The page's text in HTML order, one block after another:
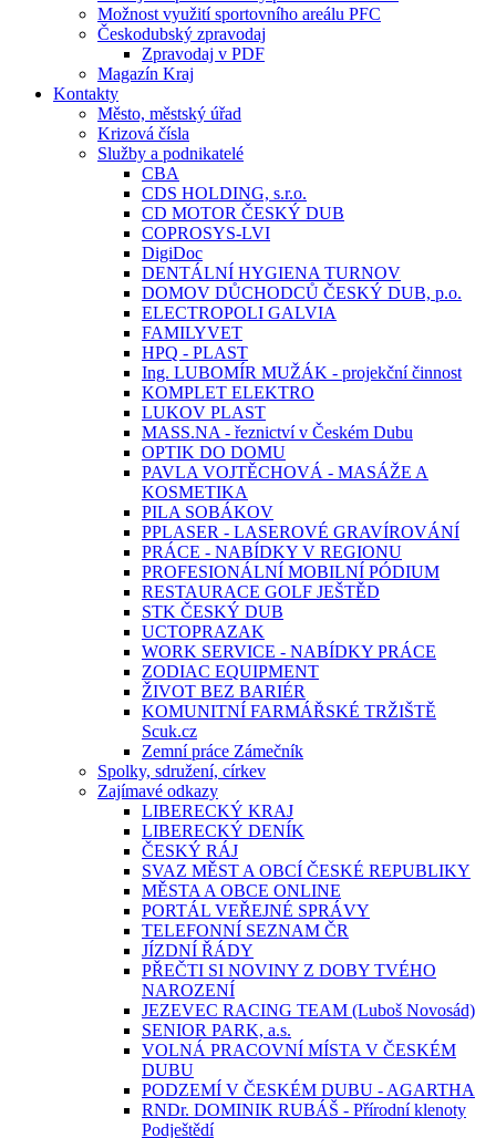
Možnost využití sportovního areálu PFC
Českodubský zpravodaj
Zpravodaj v PDF
Magazín Kraj
Kontakty
Město, městský úřad
Krizová čísla
Služby a podnikatelé
CBA
CDS HOLDING, s.r.o.
CD MOTOR ČESKÝ DUB
COPROSYS-LVI
DigiDoc
DENTÁLNÍ HYGIENA TURNOV
DOMOV DŮCHODCŮ ČESKÝ DUB, p.o.
ELECTROPOLI GALVIA
FAMILYVET
HPQ - PLAST
Ing. LUBOMÍR MUŽÁK - projekční činnost
KOMPLET ELEKTRO
LUKOV PLAST
MASS.NA - řeznictví v Českém Dubu
OPTIK DO DOMU
PAVLA VOJTĚCHOVÁ - MASÁŽE A
KOSMETIKA
PILA SOBÁKOV
PPLASER - LASEROVÉ GRAVÍROVÁNÍ
PRÁCE - NABÍDKY V REGIONU
PROFESIONÁLNÍ MOBILNÍ PÓDIUM
RESTAURACE GOLF JEŠTĚD
STK ČESKÝ DUB
UCTOPRAZAK
WORK SERVICE - NABÍDKY PRÁCE
ZODIAC EQUIPMENT
ŽIVOT BEZ BARIÉR
KOMUNITNÍ FARMÁŘSKÉ TRŽIŠTĚ
Scuk.cz
Zemní práce Zámečník
Spolky, sdružení, církev
Zajímavé odkazy
LIBERECKÝ KRAJ
LIBERECKÝ DENÍK
ČESKÝ RÁJ
SVAZ MĚST A OBCÍ ČESKÉ REPUBLIKY
MĚSTA A OBCE ONLINE
PORTÁL VEŘEJNÉ SPRÁVY
TELEFONNÍ SEZNAM ČR
JÍZDNÍ ŘÁDY
PŘEČTI SI NOVINY Z DOBY TVÉHO
NAROZENÍ
JEZEVEC RACING TEAM (Luboš Novosád)
SENIOR PARK, a.s.
VOLNÁ PRACOVNÍ MÍSTA V ČESKÉM
DUBU
PODZEMÍ V ČESKÉM DUBU - AGARTHA
RNDr. DOMINIK RUBÁŠ - Přírodní klenoty
Podještědí